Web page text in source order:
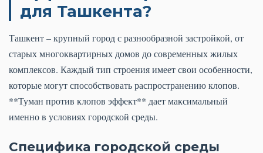
для Ташкента?
Ташкент – крупный город с разнообразной застройкой, от
старых многоквартирных домов до современных жилых
комплексов. Каждый тип строения имеет свои особенности,
которые могут способствовать распространению клопов.
**Туман против клопов эффект** дает максимальный
именно в условиях городской среды.
Специфика городской среды